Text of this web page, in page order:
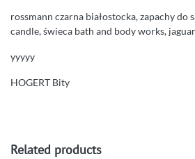
rossmann czarna białostocka, zapachy do
candle, świeca bath and body works,
yyyyy
HOGERT Bity
Related products